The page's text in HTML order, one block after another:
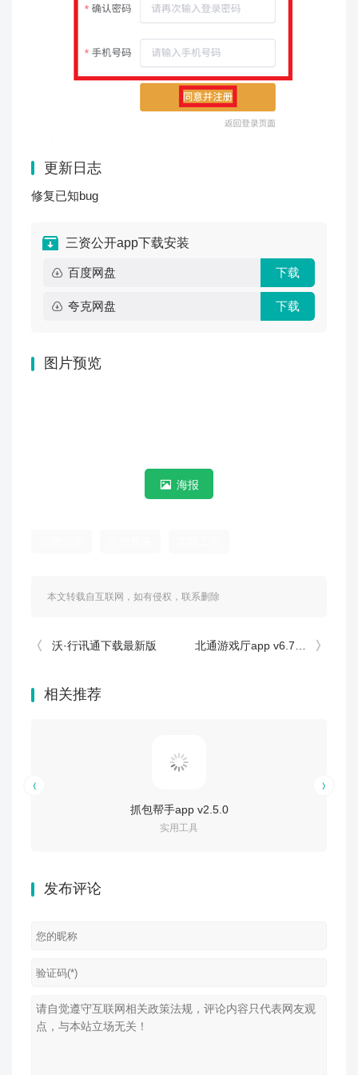
更新日志
修复已知bug
三资公开app下载安装
百度网盘 下载
夸克网盘 下载
图片预览
海报
本文转载自互联网，如有侵权，联系删除
沃·行讯通下载最新版 北通游戏厅app v6.7.7安卓版
相关推荐
抓包帮手app v2.5.0
实用工具
发布评论